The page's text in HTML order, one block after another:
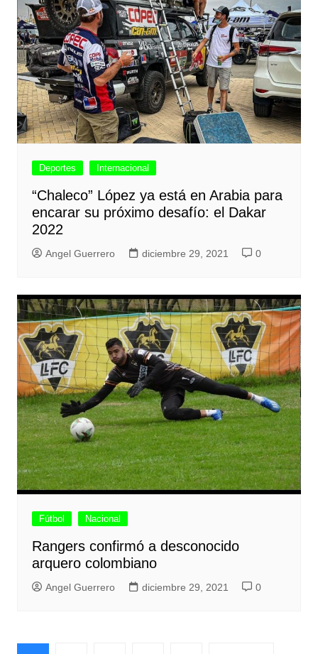
Deportes Internacional
“Chaleco” López ya está en Arabia para
encarar su próximo desafío: el Dakar
2022
Angel Guerrero diciembre 29, 2021 0
Fútbol Nacional
Rangers confirmó a desconocido
arquero colombiano
Angel Guerrero diciembre 29, 2021 0